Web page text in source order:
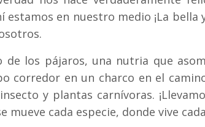
en nuestro medio ¡La bella
los pájaros, una nutria que
corredor en un charco en el
y plantas carnívoras.
mueve cada especie, donde vive